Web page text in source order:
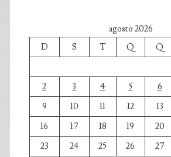
agosto 2026
D
S T Q Q
2
3 4 5 6
9
10 11 12 13
16
17 18 19 20
23
24 25 26 27